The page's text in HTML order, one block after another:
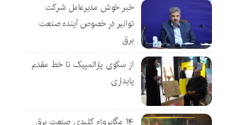
خبر خوش مدیرعامل شرکت
توانیر در خصوص آینده صنعت
برق
از سکوی پارالمپیک تا خط مقدم
پایداری
۱۴ مگاپروژه‌ کلیدی صنعت برق